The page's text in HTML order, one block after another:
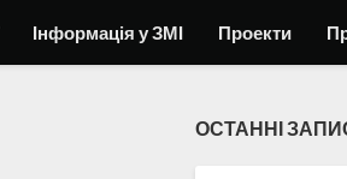
Інформація у ЗМІ Проекти
ОСТАННІ